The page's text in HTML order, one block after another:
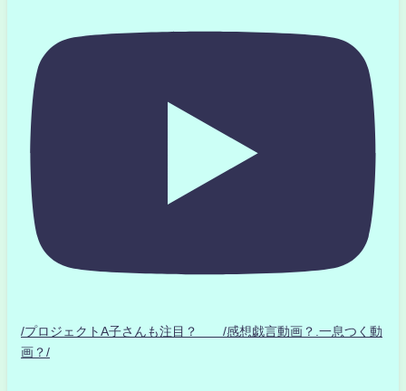
/プロジェクトA子さんも注目？ /感想戯言動画？.一息つく動
画？/